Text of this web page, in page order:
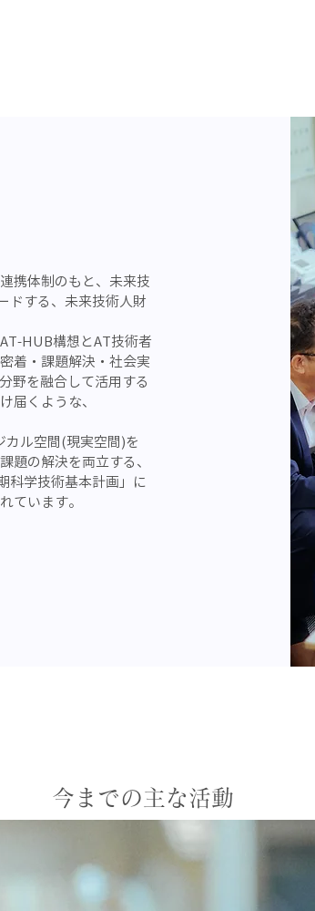
携体制のもと、未来技
ドする、未来技術人財
HUB構想とAT技術者
着・課題解決・社会実
野を融合して活用する
届くような、
カル空間(現実空間)を
題の解決を両立する、
科学技術基本計画」に
ています。
今までの​主な活動